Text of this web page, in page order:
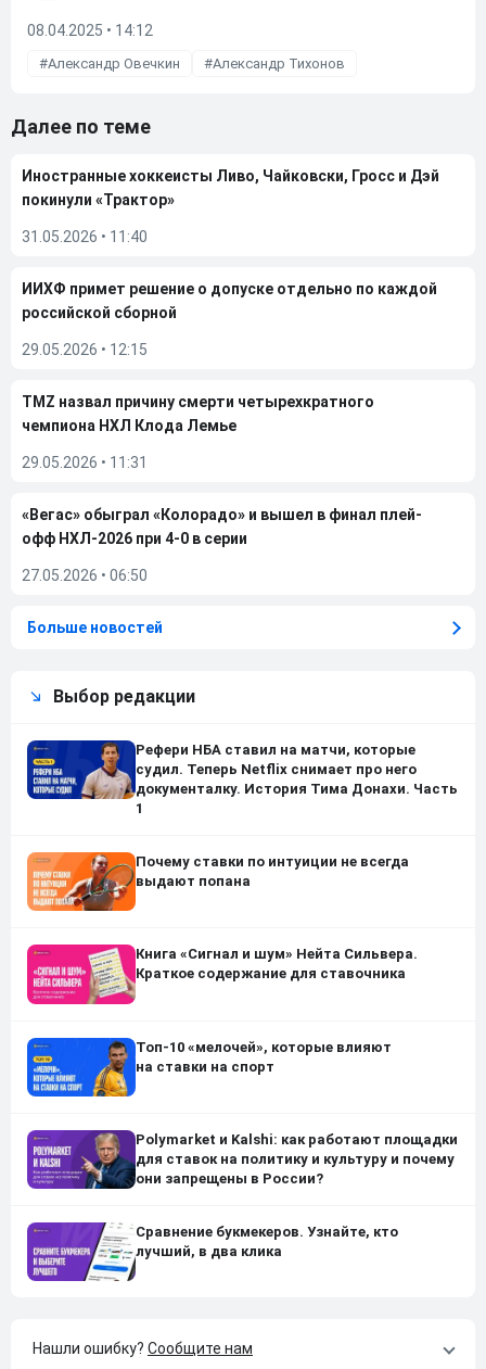
08.04.2025 • 14:12
Александр Овечкин Александр Тихонов
Далее по теме
Иностранные хоккеисты Ливо, Чайковски, Гросс и Дэй
покинули «Трактор»
31.05.2026 • 11:40
ИИХФ примет решение о допуске отдельно по каждой
российской сборной
29.05.2026 • 12:15
TMZ назвал причину смерти четырехкратного
чемпиона НХЛ Клода Лемье
29.05.2026 • 11:31
«Вегас» обыграл «Колорадо» и вышел в финал плей-
офф НХЛ-2026 при 4-0 в серии
27.05.2026 • 06:50
Больше новостей
Выбор редакции
Рефери НБА ставил на матчи, которые
судил. Теперь Netflix снимает про него
документалку. История Тима Донахи. Часть
1
Почему ставки по интуиции не всегда
выдают попана
Книга «Сигнал и шум» Нейта Сильвера.
Краткое содержание для ставочника
Топ-10 «мелочей», которые влияют
на ставки на спорт
Polymarket и Kalshi: как работают площадки
для ставок на политику и культуру и почему
они запрещены в России?
Сравнение букмекеров. Узнайте, кто
лучший, в два клика
Нашли ошибку? Сообщите нам